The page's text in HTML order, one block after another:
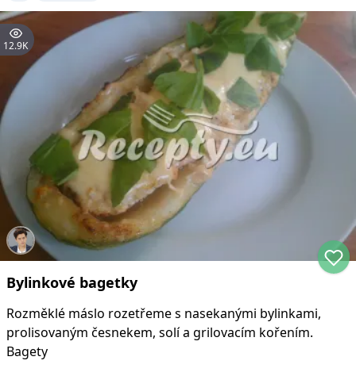
12.9K
Bylinkové bagetky
Rozměklé máslo rozetřeme s nasekanými bylinkami,
prolisovaným česnekem, solí a grilovacím kořením.
Bagety